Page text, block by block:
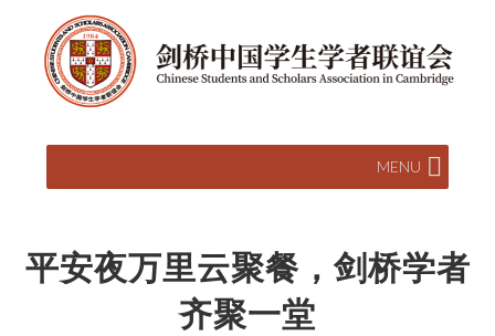
MENU
平安夜万里云聚餐，剑桥学者
齐聚一堂